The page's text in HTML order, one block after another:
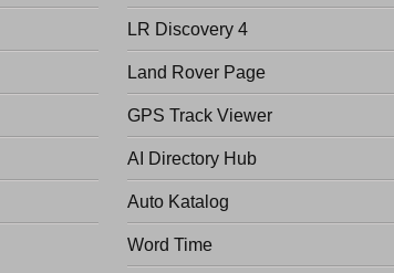
LR Discovery 4
Land Rover Page
GPS Track Viewer
AI Directory Hub
Auto Katalog
Word Time